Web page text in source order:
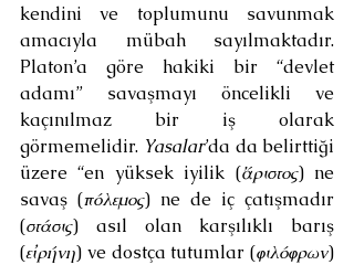
kendini ve toplumunu savunmak
amacıyla mübah sayılmaktadır.
Platon’a göre hakiki bir “devlet
adamı” savaşmayı öncelikli ve
kaçınılmaz bir iş olarak
görmemelidir. Yasalar’da da belirttiği
üzere “en yüksek iyilik (ἄριστος) ne
savaş (πόλεμος) ne de iç çatışmadır
(στάσις) asıl olan karşılıklı barış
(εἰρήνη) ve dostça tutumlar (φιλόφρων)